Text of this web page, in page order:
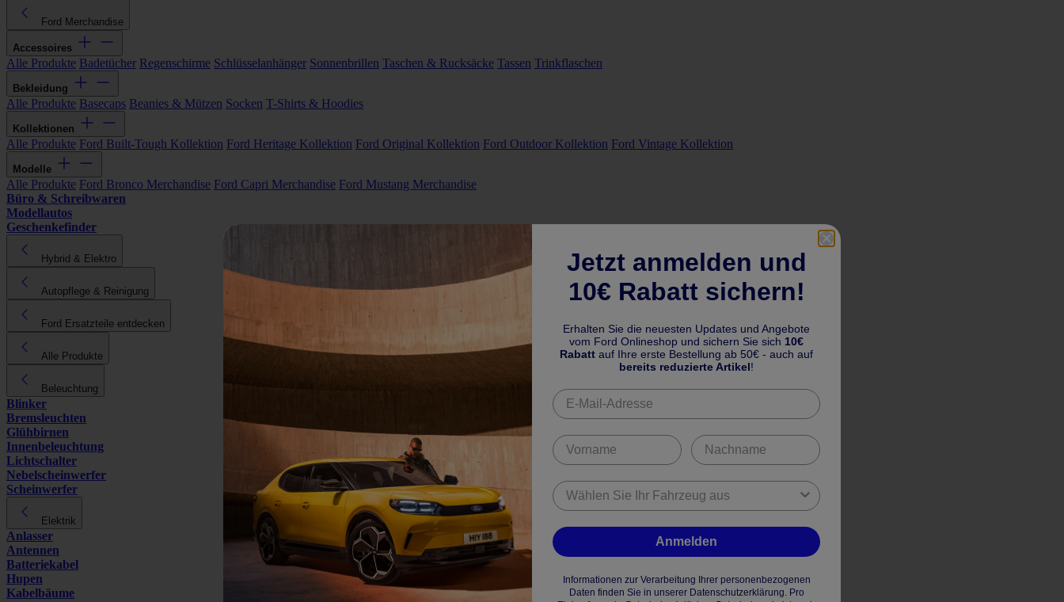
Ford Merchandise
Accessoires
Alle Produkte Badetücher Regenschirme Schlüsselanhänger Sonnenbrillen Taschen & Rucksäcke Tassen Trinkflaschen
Bekleidung
Alle Produkte Basecaps Beanies & Mützen Socken T-Shirts & Hoodies
Kollektionen
Alle Produkte Ford Built-Tough Kollektion Ford Heritage Kollektion Ford Original Kollektion Ford Outdoor Kollektion Ford Vintage Kollektion
Modelle
Alle Produkte Ford Bronco Merchandise Ford Capri Merchandise Ford Mustang Merchandise
Büro & Schreibwaren
Modellautos
Geschenkefinder
Hybrid & Elektro
Autopflege & Reinigung
Ford Ersatzteile entdecken
Alle Produkte
Beleuchtung
Blinker
Bremsleuchten
Glühbirnen
Innenbeleuchtung
Lichtschalter
Nebelscheinwerfer
Scheinwerfer
Elektrik
Anlasser
Antennen
Batteriekabel
Hupen
Kabelbäume
Jetzt anmelden und
10€ Rabatt sichern!
Erhalten Sie die neuesten Updates und Angebote
vom Ford Onlineshop und sichern Sie sich 10€
Rabatt auf Ihre erste Bestellung ab 50€ - auch auf
bereits reduzierte Artikel!
Anmelden
Informationen zur Verarbeitung Ihrer personenbezogenen
Daten finden Sie in unserer Datenschutzerklärung. Pro